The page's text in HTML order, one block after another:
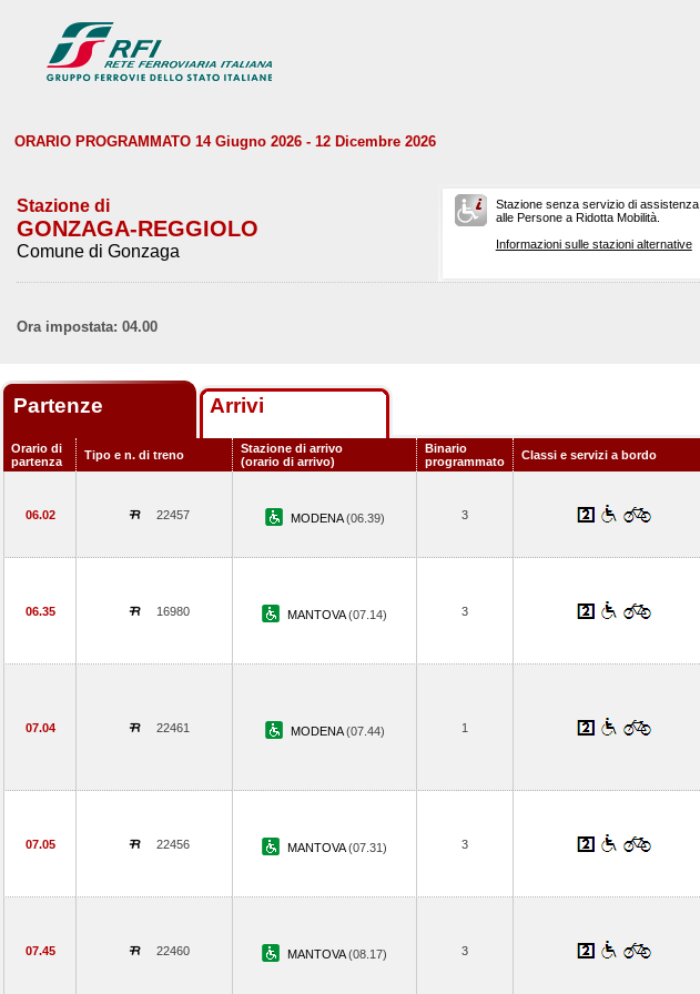
ORARIO PROGRAMMATO 14 Giugno 2026 - 12 Dicembre 2026
Stazione di
GONZAGA-REGGIOLO
Comune di Gonzaga
Stazione senza servizio di assistenza
alle Persone a Ridotta Mobilità.
Informazioni sulle stazioni alternative
Ora impostata: 04.00
Partenze Arrivi
Orario di
partenza
Tipo e n. di treno
Stazione di arrivo
(orario di arrivo)
Binario
programmato
Classi e servizi a bordo
06.02 22457 MODENA(06.39) 3
06.35 16980 MANTOVA(07.14) 3
07.04 22461 MODENA(07.44) 1
07.05 22456 MANTOVA(07.31) 3
07.45 22460 MANTOVA(08.17) 3